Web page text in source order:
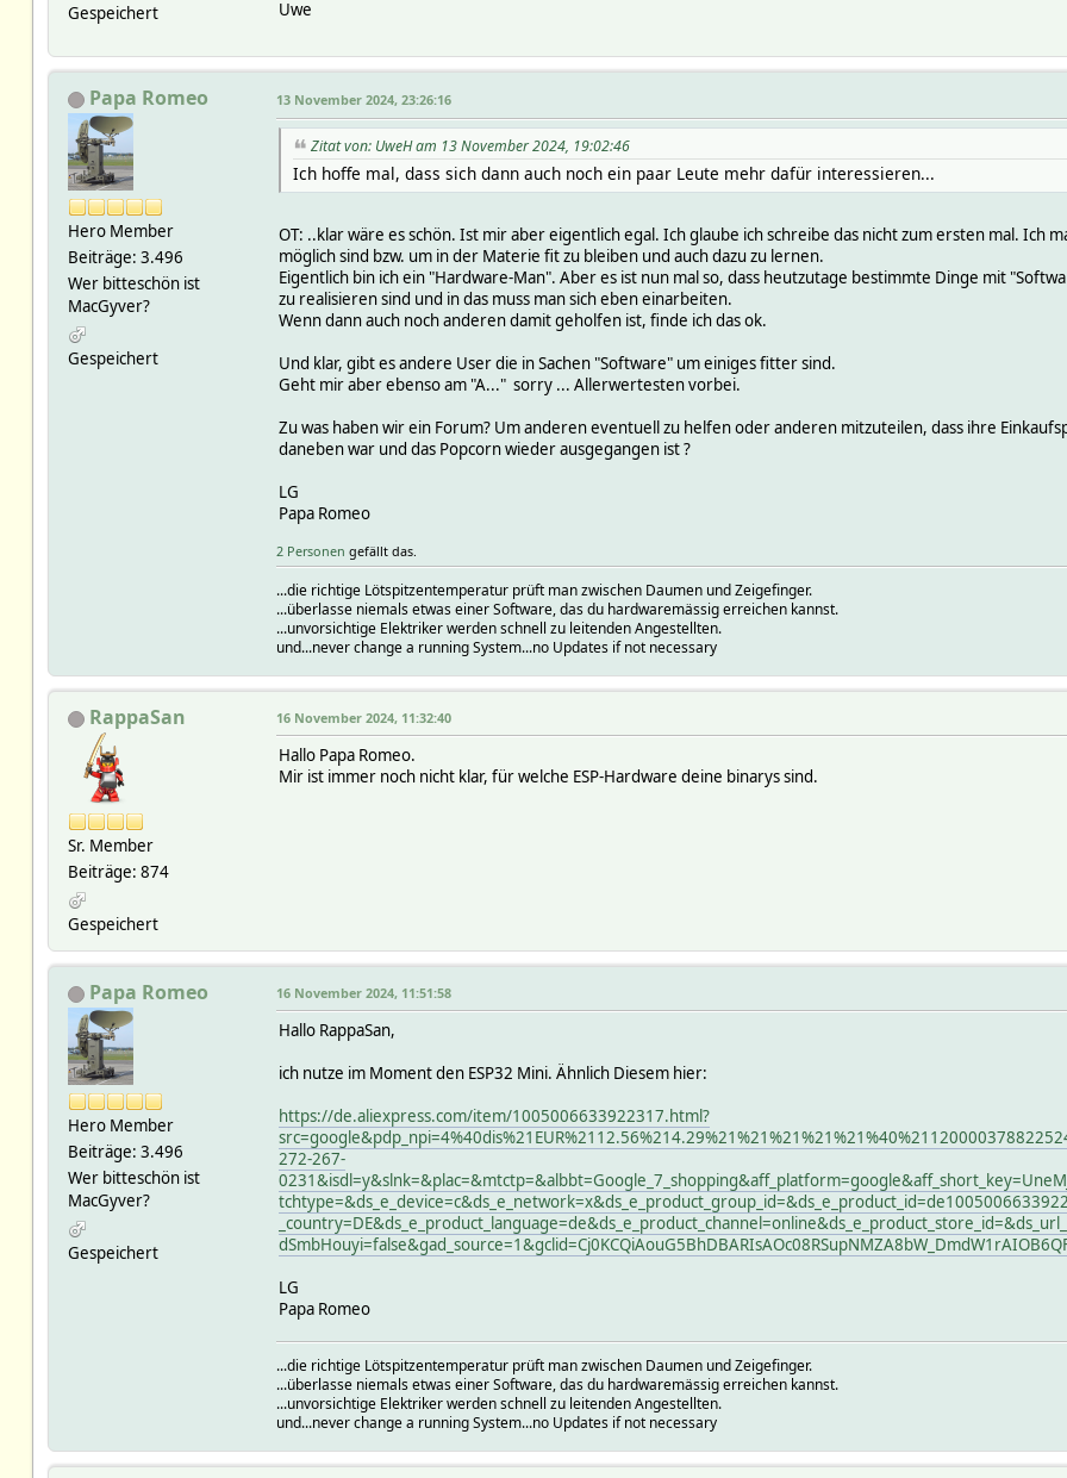
Gespeichert
Uwe
Papa Romeo
Hero Member
Beiträge: 3.496
Wer bitteschön ist
MacGyver?
Gespeichert
13 November 2024, 23:26:16
Zitat von: UweH am 13 November 2024, 19:02:46
Ich hoffe mal, dass sich dann auch noch ein paar Leute mehr dafür interessieren...
OT: ..klar wäre es schön. Ist mir aber eigentlich egal. Ich glaube ich schreibe das nicht zum ersten mal. Ich
möglich sind bzw. um in der Materie fit zu bleiben und auch dazu zu lernen.
Eigentlich bin ich ein "Hardware-Man". Aber es ist nun mal so, dass heutzutage bestimmte Dinge mit
zu realisieren sind und in das muss man sich eben einarbeiten.
Wenn dann auch noch anderen damit geholfen ist, finde ich das ok.
Und klar, gibt es andere User die in Sachen "Software" um einiges fitter sind.
Geht mir aber ebenso am "A..." sorry ... Allerwertesten vorbei.
Zu was haben wir ein Forum? Um anderen eventuell zu helfen oder anderen mitzuteilen, dass ihre
daneben war und das Popcorn wieder ausgegangen ist ?
LG
Papa Romeo
2 Personen gefällt das.
...die richtige Lötspitzentemperatur prüft man zwischen Daumen und Zeigefinger.
...überlasse niemals etwas einer Software, das du hardwaremässig erreichen kannst.
...unvorsichtige Elektriker werden schnell zu leitenden Angestellten.
und...never change a running System...no Updates if not necessary
RappaSan
Sr. Member
Beiträge: 874
Gespeichert
16 November 2024, 11:32:40
Hallo Papa Romeo.
Mir ist immer noch nicht klar, für welche ESP-Hardware deine binarys sind.
Papa Romeo
Hero Member
Beiträge: 3.496
Wer bitteschön ist
MacGyver?
Gespeichert
16 November 2024, 11:51:58
Hallo RappaSan,
ich nutze im Moment den ESP32 Mini. Ähnlich Diesem hier:
https://de.aliexpress.com/item/1005006633922317.html?
272-267-
LG
Papa Romeo
...die richtige Lötspitzentemperatur prüft man zwischen Daumen und Zeigefinger.
...überlasse niemals etwas einer Software, das du hardwaremässig erreichen kannst.
...unvorsichtige Elektriker werden schnell zu leitenden Angestellten.
und...never change a running System...no Updates if not necessary